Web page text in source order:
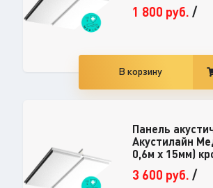
1 800 руб. /
В корзину
Панель
Акустилайн
0,6м х 15мм)
3 600 руб. /